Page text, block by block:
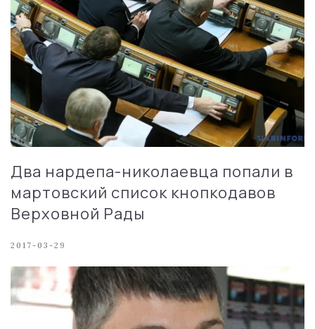
Два нардепа-николаевца попали в
мартовский список кнопкодавов
Верховной Рады
2017-03-29